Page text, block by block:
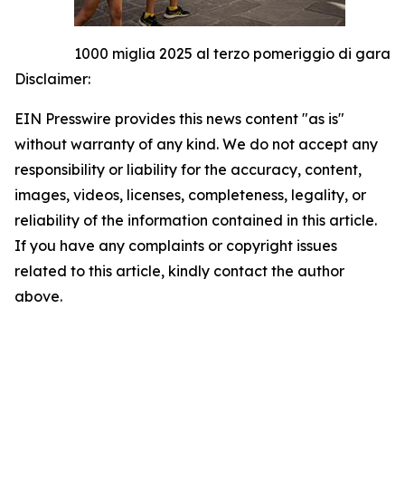
1000 miglia 2025 al terzo pomeriggio di gara
Disclaimer:
EIN Presswire provides this news content "as is"
without warranty of any kind. We do not accept any
responsibility or liability for the accuracy, content,
images, videos, licenses, completeness, legality, or
reliability of the information contained in this article.
If you have any complaints or copyright issues
related to this article, kindly contact the author
above.